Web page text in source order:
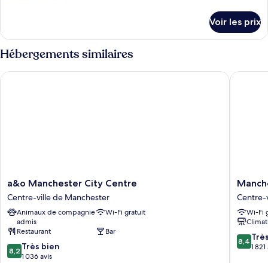
chambre :
Executive
Double
le
type
de
chambre
Executive
Voir les prix
Hébergements similaires
a&o
Manchester
City
Centre
Centre-
ville
de
Manchester
a&o Manchester City Centre
Centre-ville de Manchester
Animaux de compagnie
admis
Wi-Fi gratuit
Restaurant
Bar
8.2
sur
8,2 Très bien
1 036 avis
a&o Manchester City Centre
Portland
By
Sunday
Centre-
ville
de
Centre-
Wi-Fi
8.4
sur
8,4
1